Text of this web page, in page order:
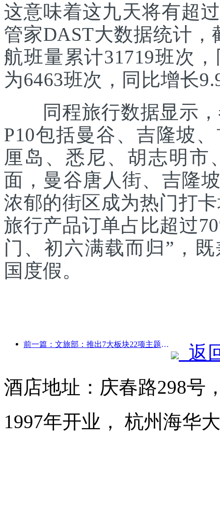
这意味着这九天将有超
管家DAST大数据统计
航班量累计31719班次
为6463班次，同比增长
同程旅行数据显示，
P10包括曼谷、吉隆坡
厘岛、悉尼、胡志明市
面，曼谷唐人街、吉隆
浓郁的街区成为热门打
旅行产品订单占比超过
门、初六满载而归”，
国度假。
前一篇：文旅部：推出7大板块22项主题活动
返
酒店地址：庆春路298号
1997年开业， 杭州海